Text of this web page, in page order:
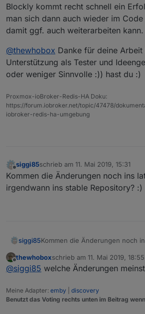
der ein oder anderen
es für SmartHome
Blockly zu arbeiten.
Da sollte Blockly keine
Den Spruch "na dann sollen
Blockly sollte/muss erweitert
mit dem Hintergrund, das es
Blockly kommt recht schnell ein
man sich dann auch wieder im Code
damit ggf. auch weiterarbeiten kann.
@thewhobox Danke für deine Arbeit
Unterstützung als Tester und
oder weniger Sinnvolle :)) hast du :)
Proxmox-ioBroker-Redis-HA Doku:
https://forum.iobroker.net/topic/47478/
iobroker-redis-ha-umgebung
siggi85schrieb am 11. Mai 2019, 15:31
zuletzt editiert von
Kommen die Änderungen noch ins
irgendwann ins stable Repository? :)
siggi85Kommen die Änderungen noch
Offline
thewhoboxschrieb am 11. Mai 2019, 18:55
zuletzt editiert von
@siggi85 welche Änderungen
Meine Adapter: emby
discovery
Benutzt das Voting rechts unten im Beitrag